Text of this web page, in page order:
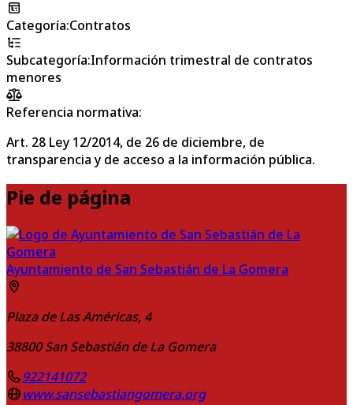
Categoría:Contratos
Subcategoría:Información trimestral de contratos
menores
Referencia normativa:
Art. 28 Ley 12/2014, de 26 de diciembre, de
transparencia y de acceso a la información pública.
Pie de página
Ayuntamiento de San Sebastián de La Gomera
Plaza de Las Américas, 4
38800 San Sebastián de La Gomera
922141072
www.sansebastiangomera.org